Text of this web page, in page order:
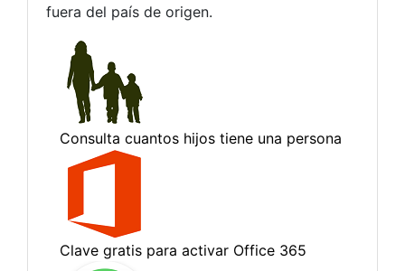
fuera del país de origen.